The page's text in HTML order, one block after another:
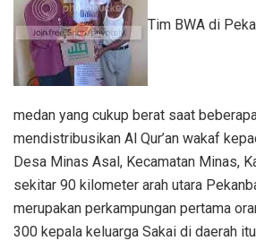
Tim BWA di
medan yang cukup berat saat
mendistribusikan Al Qur’an wakaf
Desa Minas Asal, Kecamatan Minas,
sekitar 90 kilometer arah utara
merupakan perkampungan pertama
300 kepala keluarga Sakai di daerah